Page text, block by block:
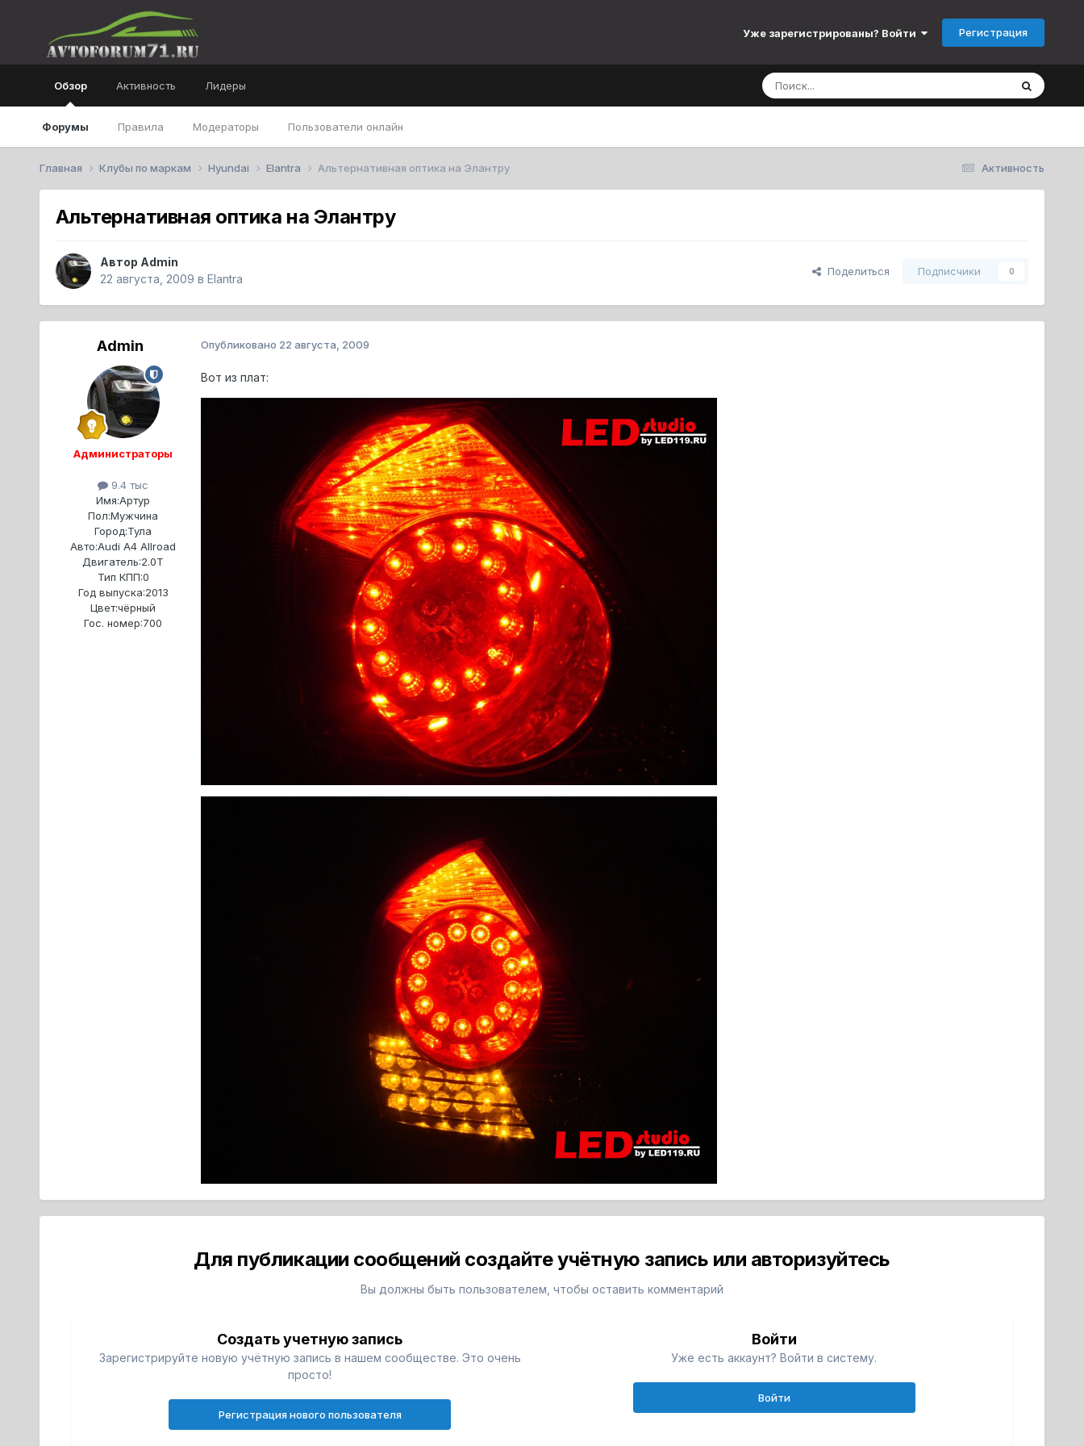
Уже зарегистрированы? Войти Регистрация
Обзор
Форумы Правила Модераторы Пользователи онлайн
Активность Лидеры
Активность
Главная Клубы по маркам Hyundai Elantra Альтернативная оптика на Элантру
Альтернативная оптика на Элантру
Автор Admin
22 августа, 2009 в Elantra
Поделиться Подписчики 0
Admin
Администраторы
9.4 тыс
Имя:Артур
Пол:Мужчина
Город:Тула
Авто:Audi A4 Allroad
Двигатель:2.0T
Тип КПП:0
Год выпуска:2013
Цвет:чёрный
Гос. номер:700
Опубликовано 22 августа, 2009
Вот из плат:
Для публикации сообщений создайте учётную запись или авторизуйтесь
Вы должны быть пользователем, чтобы оставить комментарий
Создать учетную запись
Зарегистрируйте новую учётную запись в нашем сообществе. Это очень
просто!
Регистрация нового пользователя
Войти
Уже есть аккаунт? Войти в систему.
Войти